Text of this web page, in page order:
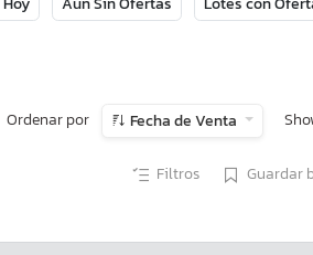
Ordenar por Fecha de Venta
Filtros Guardar